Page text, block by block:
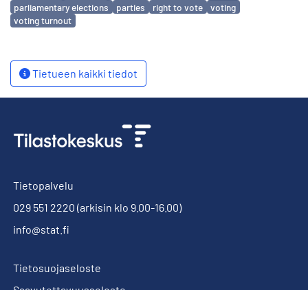
parliamentary elections
parties right to vote
voting
voting turnout
Tietueen kaikki tiedot
Tietopalvelu
029 551 2220 (arkisin klo 9.00-16.00)
info@stat.fi
Tietosuojaseloste